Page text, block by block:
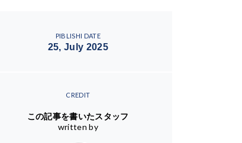
PIBLISHI DATE
25, July 2025
CREDIT
この記事を書いたスタッフ
written by